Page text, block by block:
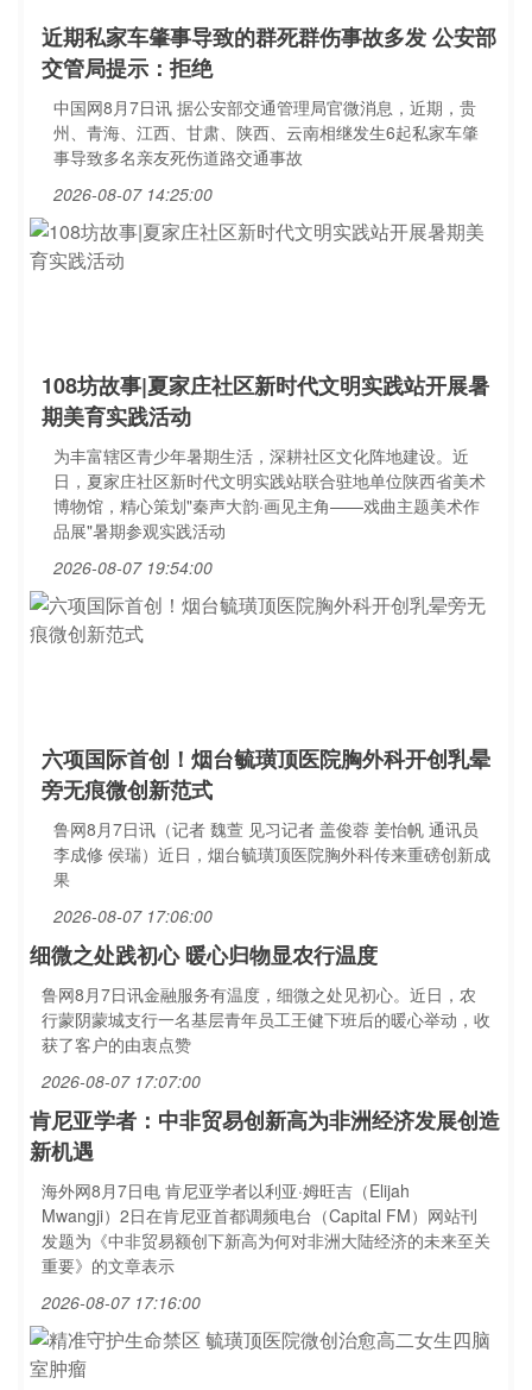
近期私家车肇事导致的群死群伤事故多发 公安部
交管局提示：拒绝
中国网8月7日讯 据公安部交通管理局官微消息，近期，贵
州、青海、江西、甘肃、陕西、云南相继发生6起私家车肇
事导致多名亲友死伤道路交通事故
2026-08-07 14:25:00
108坊故事|夏家庄社区新时代文明实践站开展暑
期美育实践活动
为丰富辖区青少年暑期生活，深耕社区文化阵地建设。近
日，夏家庄社区新时代文明实践站联合驻地单位陕西省美术
博物馆，精心策划"秦声大韵·画见主角——戏曲主题美术作
品展"暑期参观实践活动
2026-08-07 19:54:00
六项国际首创！烟台毓璜顶医院胸外科开创乳晕
旁无痕微创新范式
鲁网8月7日讯（记者 魏萱 见习记者 盖俊蓉 姜怡帆 通讯员
李成修 侯瑞）近日，烟台毓璜顶医院胸外科传来重磅创新成
果
2026-08-07 17:06:00
细微之处践初心 暖心归物显农行温度
鲁网8月7日讯金融服务有温度，细微之处见初心。近日，农
行蒙阴蒙城支行一名基层青年员工王健下班后的暖心举动，收
获了客户的由衷点赞
2026-08-07 17:07:00
肯尼亚学者：中非贸易创新高为非洲经济发展创造
新机遇
海外网8月7日电 肯尼亚学者以利亚·姆旺吉（Elijah
Mwangji）2日在肯尼亚首都调频电台（Capital FM）网站刊
发题为《中非贸易额创下新高为何对非洲大陆经济的未来至关
重要》的文章表示
2026-08-07 17:16:00